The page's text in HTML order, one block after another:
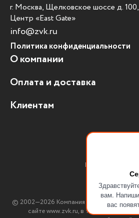
вам.
вас
г. Москва, Щелковское шоссе д.
Центр «East Gate»
info@zvk.ru
Политика конфиденциальности
О компании
Наши клиенты
Отзывы клиентов
Оплата и доставка
Оплата и доставка
Клиентам
Мультимедийное оборудование
Импортозамещение ПО
© 2002—2026 Компания ЗВК. *Вся
сайте www.zvk.ru, в т.ч. цены,
Присоединяйтесь: